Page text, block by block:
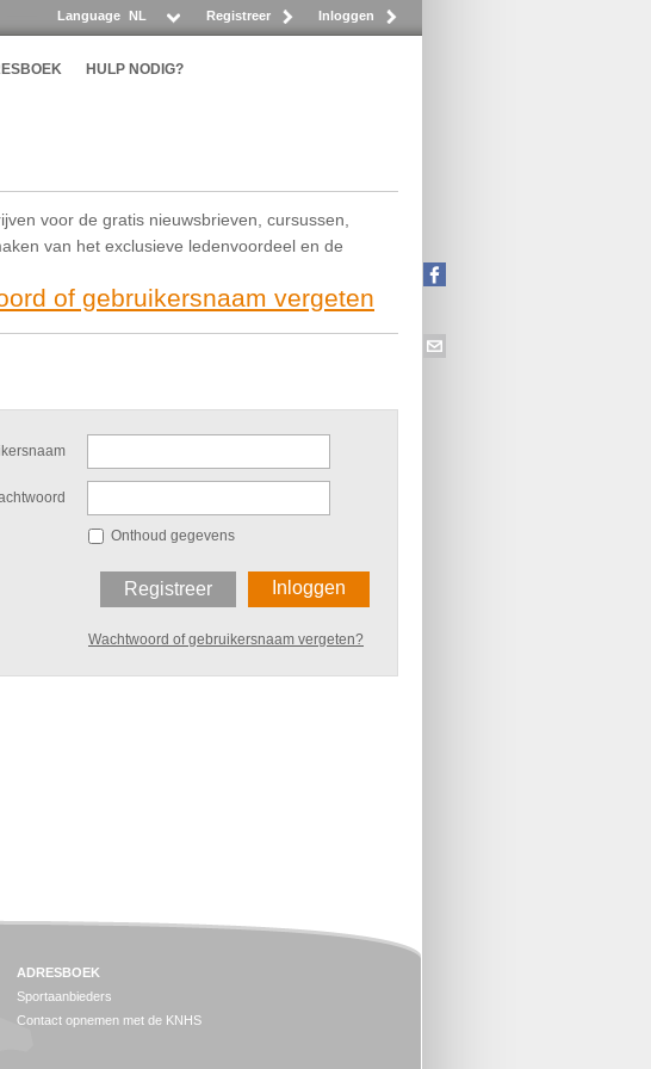
Registreer Inloggen
Language NL
HULP NODIG?
voor de gratis nieuwsbrieven, cursussen,
van het exclusieve ledenvoordeel en de
of gebruikersnaam vergeten
Onthoud gegevens
Inloggen
Registreer
Wachtwoord of gebruikersnaam vergeten?
ADRESBOEK
Sportaanbieders
Contact opnemen met de KNHS